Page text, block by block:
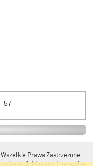
58
Wszelkie Prawa Zastrzeżone.
&Marcom Interactive